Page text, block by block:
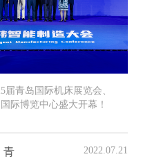
届青岛国际机床展览会、
际博览中心盛大开幕！
青
2022.07.21